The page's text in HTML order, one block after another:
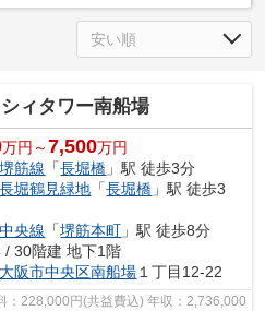
ィタワー南船場
万円～7,500万円
筋線 「長堀橋 」駅 徒歩3分
堀鶴見緑地 「長堀橋 」駅 徒歩3
央線 「堺筋本町 」駅 徒歩8分
/ 30階建 地下1階
大阪市中央区南船場 １丁目12-22
：228,000円(共益費込) 年収：2,736,000